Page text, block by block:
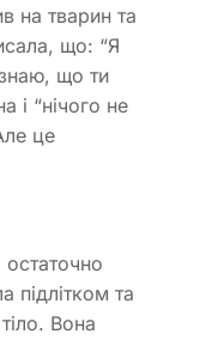
на тварин та
що: “Я
що ти
“нічого не
це
підлітком та
Вона